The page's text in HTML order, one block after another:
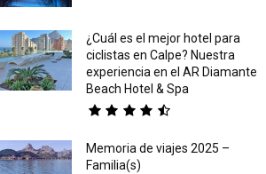
¿Cuál es el mejor hotel para
ciclistas en Calpe? Nuestra
experiencia en el AR Diamante
Beach Hotel & Spa
Memoria de viajes 2025 –
Familia(s)